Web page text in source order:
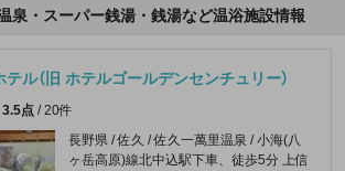
泉・スーパー銭湯・銭湯など温浴施設情報
ル（旧 ホテルゴールデンセンチュリー）
3.5点 /20件
長野県 / 佐久 / 佐久一萬里温泉 / 小海(八
ヶ岳高原)線北中込駅下車、徒歩5分 上信